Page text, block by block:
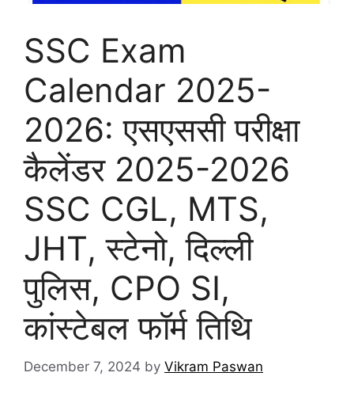
SSC Exam
Calendar 2025-
2026: एसएससी परीक्षा
कैलेंडर 2025-2026
SSC CGL, MTS,
JHT, स्टेनो, दिल्ली
पुलिस, CPO SI,
कांस्टेबल फॉर्म तिथि
December 7, 2024 by Vikram Paswan